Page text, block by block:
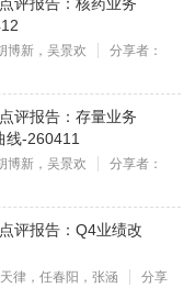
博新，吴景欢
分享者：
评报告：存量业务
线-260411
博新，吴景欢
分享者：
评报告：Q4业绩改
律，任春阳，张涵
分享